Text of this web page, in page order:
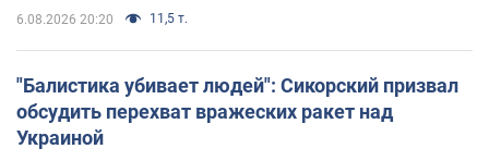
6.08.2026 20:20 11,5 т.
"Балистика убивает людей": Сикорский призвал
обсудить перехват вражеских ракет над
Украиной